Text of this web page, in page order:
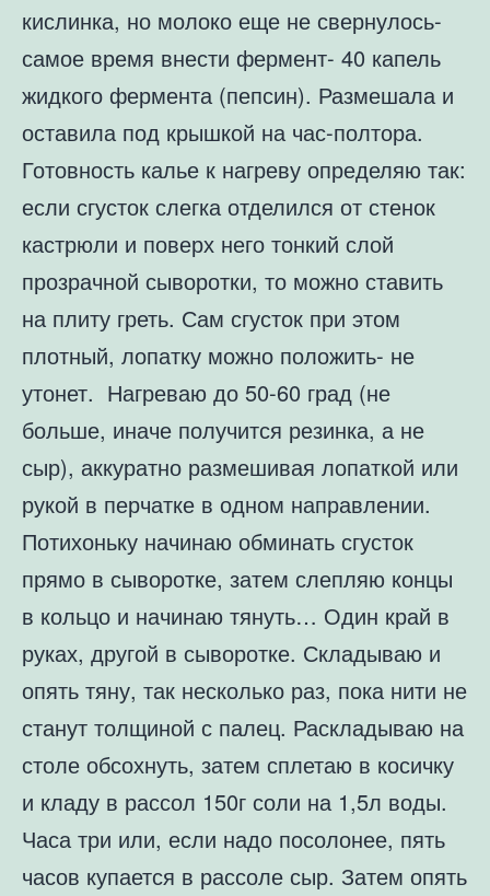
кислинка, но молоко еще не свернулось-
самое время внести фермент- 40 капель
жидкого фермента (пепсин). Размешала и
оставила под крышкой на час-полтора.
Готовность калье к нагреву определяю так:
если сгусток слегка отделился от стенок
кастрюли и поверх него тонкий слой
прозрачной сыворотки, то можно ставить
на плиту греть. Сам сгусток при этом
плотный, лопатку можно положить- не
утонет. Нагреваю до 50-60 град (не
больше, иначе получится резинка, а не
сыр), аккуратно размешивая лопаткой или
рукой в перчатке в одном направлении.
Потихоньку начинаю обминать сгусток
прямо в сыворотке, затем слепляю концы
в кольцо и начинаю тянуть… Один край в
руках, другой в сыворотке. Складываю и
опять тяну, так несколько раз, пока нити не
станут толщиной с палец. Раскладываю на
столе обсохнуть, затем сплетаю в косичку
и кладу в рассол 150г соли на 1,5л воды.
Часа три или, если надо посолонее, пять
часов купается в рассоле сыр. Затем опять